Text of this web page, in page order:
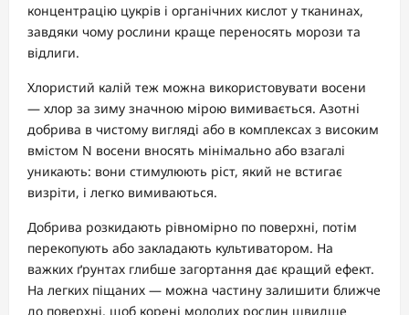
концентрацію цукрів і органічних кислот у тканинах,
завдяки чому рослини краще переносять морози та
відлиги.
Хлористий калій теж можна використовувати восени
— хлор за зиму значною мірою вимивається. Азотні
добрива в чистому вигляді або в комплексах з високим
вмістом N восени вносять мінімально або взагалі
уникають: вони стимулюють ріст, який не встигає
визріти, і легко вимиваються.
Добрива розкидають рівномірно по поверхні, потім
перекопують або закладають культиватором. На
важких ґрунтах глибше загортання дає кращий ефект.
На легких піщаних — можна частину залишити ближче
до поверхні, щоб корені молодих рослин швидше